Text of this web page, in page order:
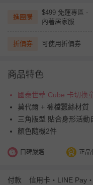
進團購
$499 免運專區 -
內著居家服
折價券 可使用折價券
商品特色
國泰世華 Cube 卡切換
莫代爾 + 褲檔蠶絲材質
三角版型 貼合身形活動
顏色隨機2件
口碑嚴選 正品
付款